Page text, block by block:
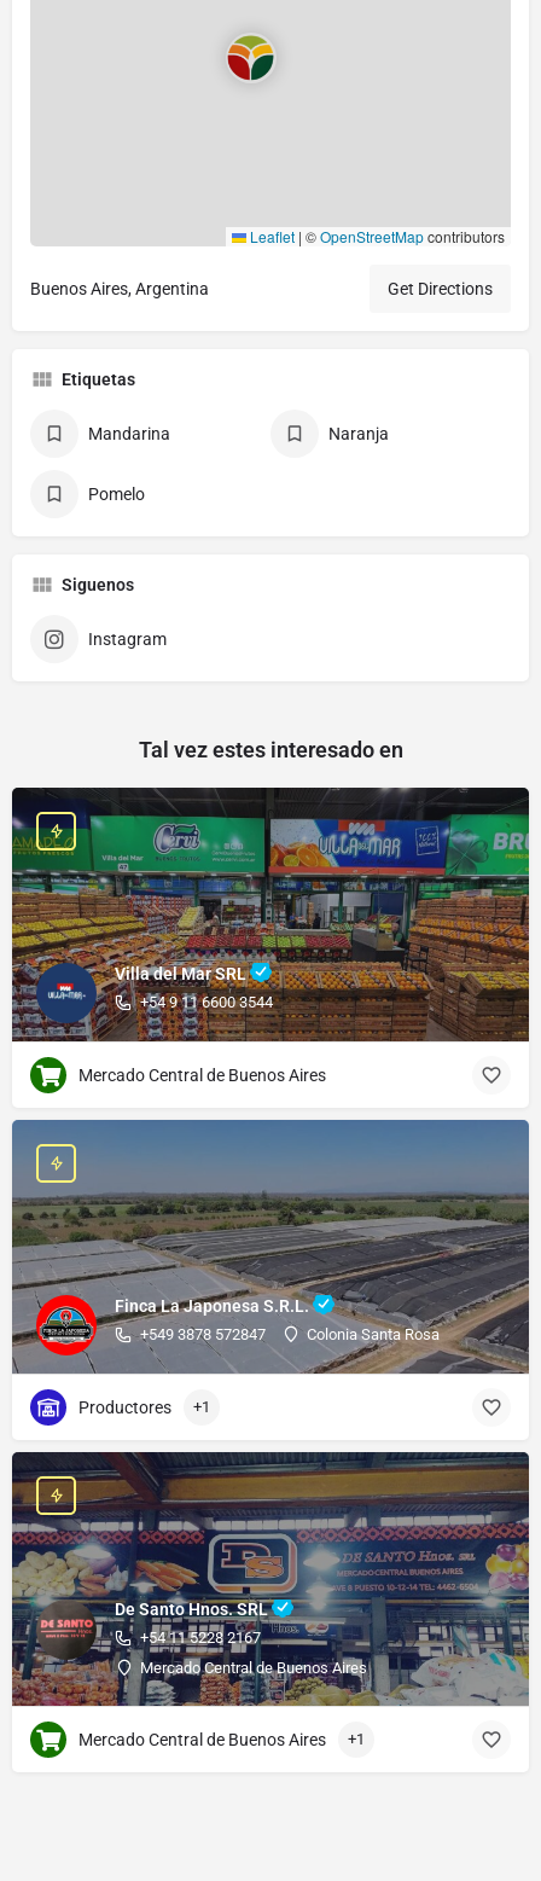
Leaflet | ©OpenStreetMapcontributors
Buenos Aires, Argentina Get Directions
Etiquetas
Mandarina Naranja
Pomelo
Siguenos
Instagram
Tal vez estes interesado en
Villa del Mar SRL
+54 9 11 6600 3544
Mercado Central de Buenos Aires
Finca La Japonesa S.R.L.
+549 3878 572847 Colonia Santa Rosa
Productores +1
De Santo Hnos. SRL
+54 11 5228 2167
Mercado Central de Buenos Aires
Mercado Central de Buenos Aires +1